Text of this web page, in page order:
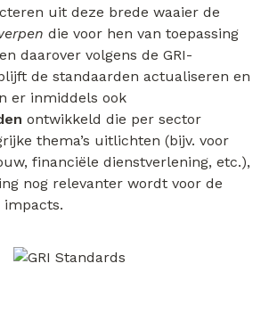
uit deze brede waaier de
die voor hen van toepassing
daarover volgens de GRI-
de standaarden actualiseren en
er inmiddels ook
ontwikkeld die per sector
thema’s uitlichten (bijv. voor
financiële dienstverlening, etc.),
nog relevanter wordt voor de
impacts.